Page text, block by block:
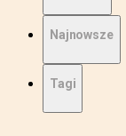
Najnowsze
Tagi